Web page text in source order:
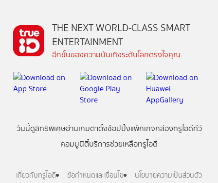
THE NEXT WORLD-CLASS SMART
ENTERTAINMENT
อีกขั้นของความบันเทิงระดับโลกตรงใจคุณ
วันนี้ดูสิทธิพิเศษอ่านเกมตาตั้งช้อปปิ้งแพ็กเกจกล่องทรูไอดีทีวี
คอมมูนิตี้บริการช่วยเหลือทรูไอดี
เกี่ยวกับทรูไอดี ข้อกำหนดและเงื่อนไข นโยบายความเป็นส่วนตัว